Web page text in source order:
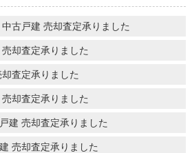
古戸建 売却査定承りました
却査定承りました
査定承りました
却査定承りました
建 売却査定承りました
売却査定承りました